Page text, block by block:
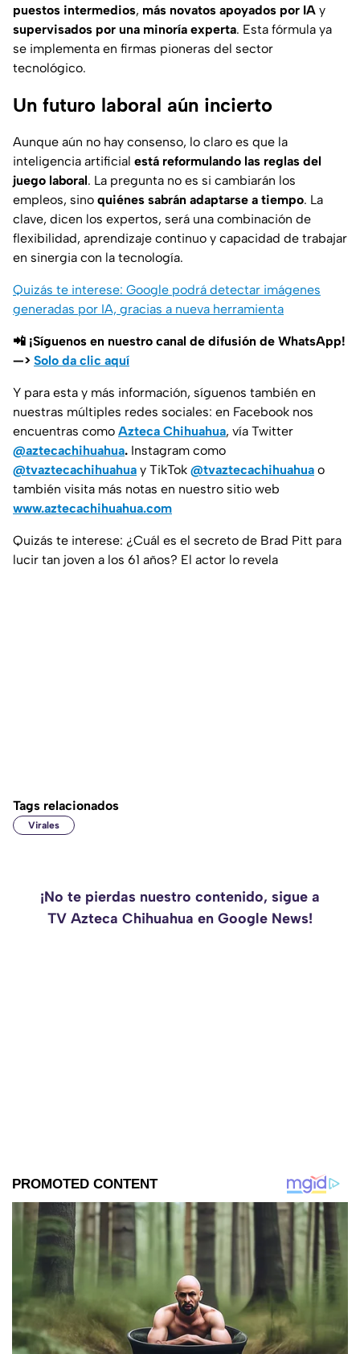
puestos intermedios, más novatos apoyados por IA y
supervisados por una minoría experta. Esta fórmula ya
se implementa en firmas pioneras del sector
tecnológico.
Un futuro laboral aún incierto
Aunque aún no hay consenso, lo claro es que la
inteligencia artificial está reformulando las reglas del
juego laboral. La pregunta no es si cambiarán los
empleos, sino quiénes sabrán adaptarse a tiempo. La
clave, dicen los expertos, será una combinación de
flexibilidad, aprendizaje continuo y capacidad de trabajar
en sinergia con la tecnología.
Quizás te interese: Google podrá detectar imágenes
generadas por IA, gracias a nueva herramienta
📲 ¡Síguenos en nuestro canal de difusión de WhatsApp!
—> Solo da clic aquí
Y para esta y más información, síguenos también en
nuestras múltiples redes sociales: en Facebook nos
encuentras como Azteca Chihuahua, vía Twitter
@aztecachihuahua. Instagram como
@tvaztecachihuahua y TikTok @tvaztecachihuahua o
también visita más notas en nuestro sitio web
www.aztecachihuahua.com
Quizás te interese: ¿Cuál es el secreto de Brad Pitt para
lucir tan joven a los 61 años? El actor lo revela
Tags relacionados
Virales
¡No te pierdas nuestro contenido, sigue a
TV Azteca Chihuahua en Google News!